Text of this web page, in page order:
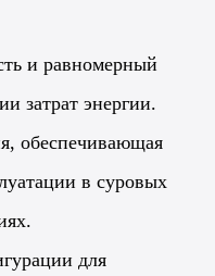
и равномерный
затрат энергии.
обеспечивающая
в суровых
для